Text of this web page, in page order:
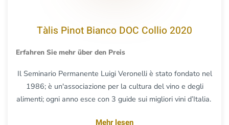
Tàlis Pinot Bianco DOC Collio 2020
Erfahren Sie mehr über den Preis
Il Seminario Permanente Luigi Veronelli è stato fondato nel
1986; è un'associazione per la cultura del vino e degli
alimenti; ogni anno esce con 3 guide sui migliori vini d’Italia.
Mehr lesen